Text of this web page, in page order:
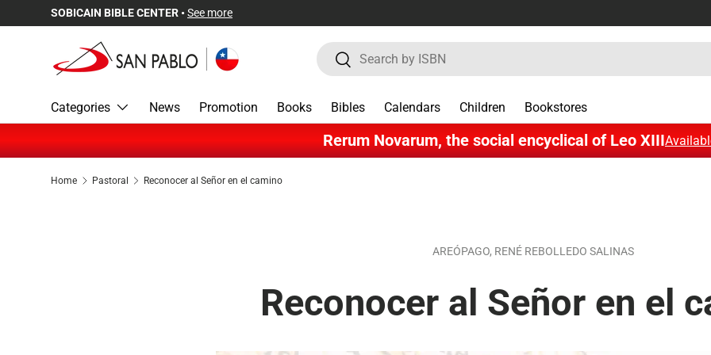
Skip to content
SOBICAIN BIBLE CENTER •See more
Search
Search
Categories News Promotion Books Bibles Calendars Children Bookstores
Rerum Novarum, the social encyclical of Leo XIII
Home Pastoral Reconocer al Señor en el camino
AREÓPAGO, RENÉ REBOLLEDO SALINAS
Reconocer al Señor en el